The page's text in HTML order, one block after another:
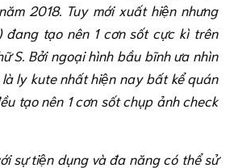
2018. Tuy mới xuất hiện nhưng
đang tạo nên 1 cơn sốt cực kì trên
S. Bởi ngoại hình bầu bĩnh ưa nhìn
ly kute nhất hiện nay bất kể quán
tạo nên 1 cơn sốt chụp ảnh check
sự tiện dụng và đa năng có thể sử